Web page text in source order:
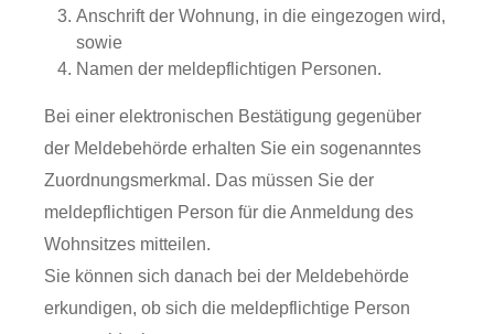
Anschrift der Wohnung, in die eingezogen wird,
sowie
Namen der meldepflichtigen Personen.
Bei einer elektronischen Bestätigung gegenüber
der Meldebehörde erhalten Sie ein sogenanntes
Zuordnungsmerkmal. Das müssen Sie der
meldepflichtigen Person für die Anmeldung des
Wohnsitzes mitteilen.
Sie können sich danach bei der Meldebehörde
erkundigen, ob sich die meldepflichtige Person